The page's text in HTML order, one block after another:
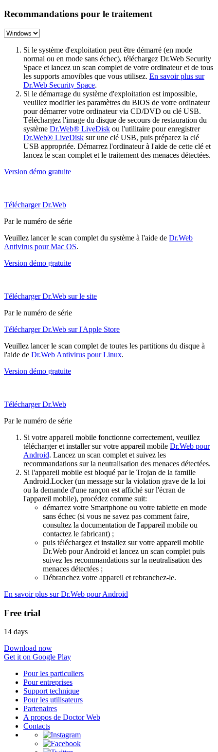
Recommandations pour le traitement
Si le système d'exploitation peut être démarré (en mode
normal ou en mode sans échec), téléchargez Dr.Web Security
Space et lancez un scan complet de votre ordinateur et de tous
les supports amovibles que vous utilisez. En savoir plus sur
Dr.Web Security Space.
Si le démarrage du système d'exploitation est impossible,
veuillez modifier les paramètres du BIOS de votre ordinateur
pour démarrer votre ordinateur via CD/DVD ou clé USB.
Téléchargez l'image du disque de secours de restauration du
système Dr.Web® LiveDisk ou l'utilitaire pour enregistrer
Dr.Web® LiveDisk sur une clé USB, puis préparez la clé
USB appropriée. Démarrez l'ordinateur à l'aide de cette clé et
lancez le scan complet et le traitement des menaces détectées.
Version démo gratuite
Télécharger Dr.Web
Par le numéro de série
Veuillez lancer le scan complet du système à l'aide de Dr.Web
Antivirus pour Mac OS.
Version démo gratuite
Télécharger Dr.Web sur le site
Par le numéro de série
Télécharger Dr.Web sur l'Apple Store
Veuillez lancer le scan complet de toutes les partitions du disque à
l'aide de Dr.Web Antivirus pour Linux.
Version démo gratuite
Télécharger Dr.Web
Par le numéro de série
Si votre appareil mobile fonctionne correctement, veuillez
télécharger et installer sur votre appareil mobile Dr.Web pour
Android. Lancez un scan complet et suivez les
recommandations sur la neutralisation des menaces détectées.
Si l'appareil mobile est bloqué par le Trojan de la famille
Android.Locker (un message sur la violation grave de la loi
ou la demande d'une rançon est affiché sur l'écran de
l'appareil mobile), procédez comme suit:
démarrez votre Smartphone ou votre tablette en mode
sans échec (si vous ne savez pas comment faire,
consultez la documentation de l'appareil mobile ou
contactez le fabricant) ;
puis téléchargez et installez sur votre appareil mobile
Dr.Web pour Android et lancez un scan complet puis
suivez les recommandations sur la neutralisation des
menaces détectées ;
Débranchez votre appareil et rebranchez-le.
En savoir plus sur Dr.Web pour Android
Free trial
14 days
Download now
Get it on Google Play
Pour les particuliers
Pour entreprises
Support technique
Pour les utilisateurs
Partenaires
A propos de Doctor Web
Contacts